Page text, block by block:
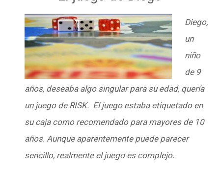
Diego,
un
niño
de 9
años, deseaba algo singular para su edad, quería
un juego de RISK. El juego estaba etiquetado en
su caja como recomendado para mayores de 10
años. Aunque aparentemente puede parecer
sencillo, realmente el juego es complejo.